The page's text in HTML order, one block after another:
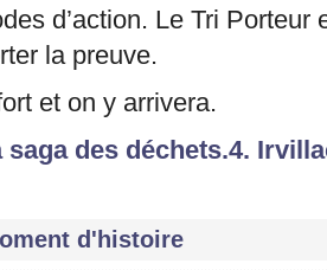
d’action. Le Tri Porteur
la preuve.
et on y arrivera.
saga des déchets.4.
d'histoire